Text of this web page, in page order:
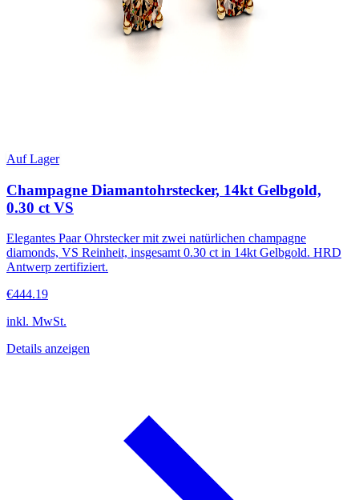
Auf Lager
Champagne Diamantohrstecker, 14kt Gelbgold,
0.30 ct VS
Elegantes Paar Ohrstecker mit zwei natürlichen champagne
diamonds, VS Reinheit, insgesamt 0.30 ct in 14kt Gelbgold. HRD
Antwerp zertifiziert.
€444.19
inkl. MwSt.
Details anzeigen